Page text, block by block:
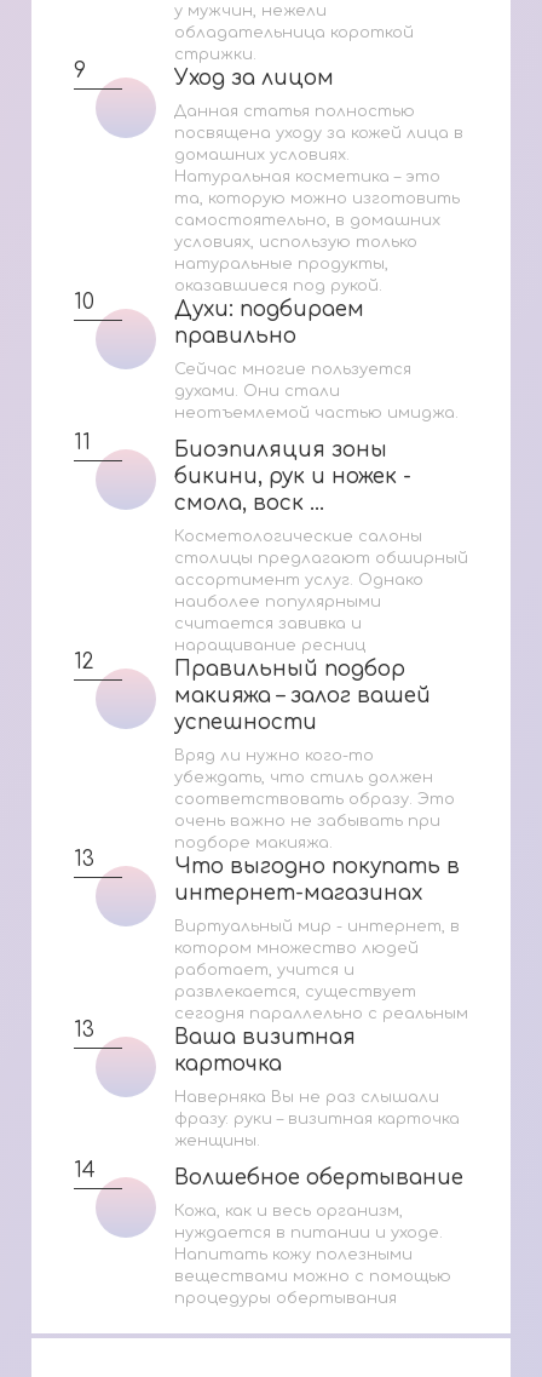
у мужчин, нежели
обладательница короткой
стрижки.
9 Уход за лицом
Уход за лицом
Данная статья полностью
посвящена уходу за кожей лица в
домашних условиях.
Натуральная косметика – это
та, которую можно изготовить
самостоятельно, в домашних
условиях, использую только
натуральные продукты,
оказавшиеся под рукой.
10
Духи: подбираем
правильно
Духи: подбираем
правильно
Сейчас многие пользуется
духами. Они стали
неотъемлемой частью имиджа.
11
Биоэпиляция зоны
бикини, рук и ножек -
смола, воск ...
Биоэпиляция зоны
бикини, рук и ножек -
смола, воск ...
Косметологические салоны
столицы предлагают обширный
ассортимент услуг. Однако
наиболее популярными
считается завивка и
наращивание ресниц
12
Правильный подбор
макияжа – залог вашей
успешности
Правильный подбор
макияжа – залог вашей
успешности
Вряд ли нужно кого-то
убеждать, что стиль должен
соответствовать образу. Это
очень важно не забывать при
подборе макияжа.
13
Что выгодно покупать в
интернет-магазинах
Что выгодно покупать в
интернет-магазинах
Виртуальный мир - интернет, в
котором множество людей
работает, учится и
развлекается, существует
сегодня параллельно с реальным
13
Ваша визитная
карточка
Ваша визитная
карточка
Наверняка Вы не раз слышали
фразу: руки – визитная карточка
женщины.
14 Волшебное обертывание
Волшебное обертывание
Кожа, как и весь организм,
нуждается в питании и уходе.
Напитать кожу полезными
веществами можно с помощью
процедуры обертывания